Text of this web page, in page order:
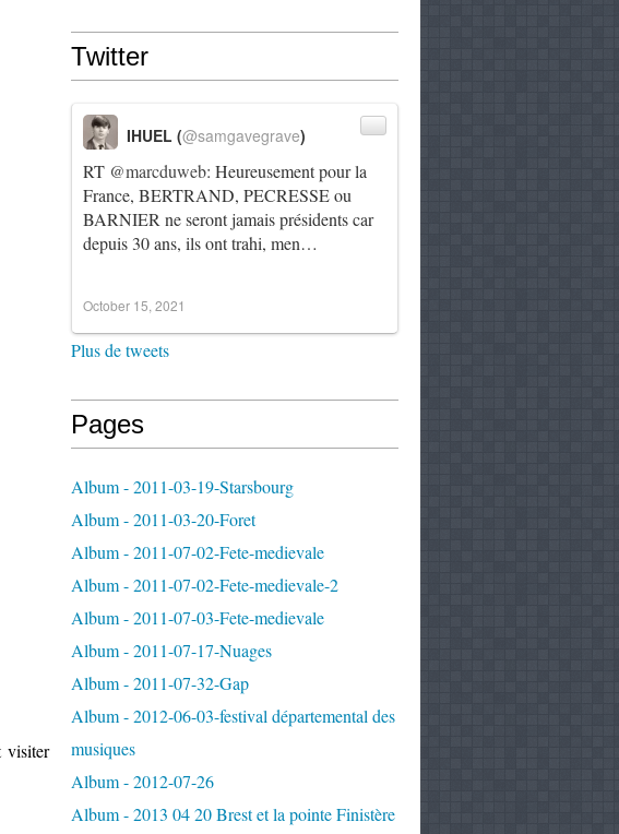
visiter
Twitter
RT @marcduweb: Heureusement pour la
France, BERTRAND, PECRESSE ou
BARNIER ne seront jamais présidents car
depuis 30 ans, ils ont trahi, men…
IHUEL (@samgavegrave)
October 15, 2021
Plus de tweets
Pages
Album - 2011-03-19-Starsbourg
Album - 2011-03-20-Foret
Album - 2011-07-02-Fete-medievale
Album - 2011-07-02-Fete-medievale-2
Album - 2011-07-03-Fete-medievale
Album - 2011-07-17-Nuages
Album - 2011-07-32-Gap
Album - 2012-06-03-festival départemental des
musiques
Album - 2012-07-26
Album - 2013 04 20 Brest et la pointe Finistère